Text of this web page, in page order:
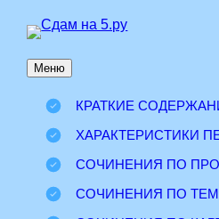
Перейти
содержимому
Меню
КРАТКИЕ
ХАРАКТЕРИСТИКИ
СОЧИНЕНИЯ ПО
СОЧИНЕНИЯ ПО